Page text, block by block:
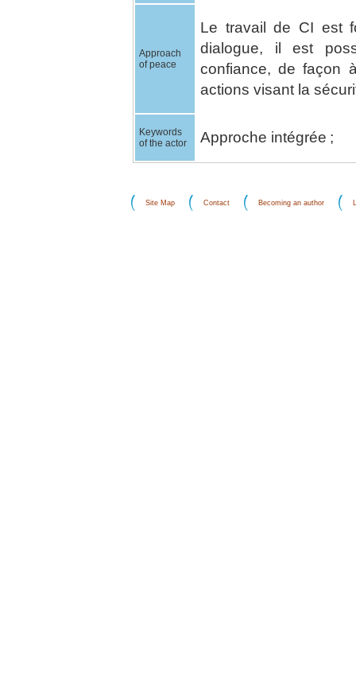
Approach
of peace
Le travail de CI est
dialogue, il est
confiance, de façon
actions visant la
Keywords
of the actor
Approche intégrée ;
Site Map Contact Becoming an author